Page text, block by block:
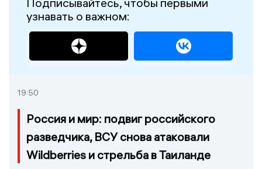
узнавать о важном:
19:50
Россия и мир: подвиг российского
разведчика, ВСУ снова атаковали
Wildberries и стрельба в Таиланде